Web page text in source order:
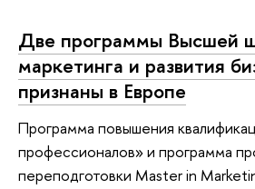
Две программы Высшей
маркетинга и развития
признаны в Европе
Программа повышения
профессионалов» и программа
переподготовки Master in